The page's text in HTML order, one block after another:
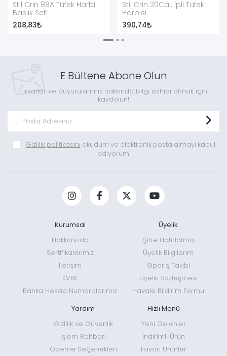
Stil Crin 88A Tüfek Harbi
Başlık Seti
208,83
Stil Crin 20Cal. İpli Tüfek
Harbisi
390,74
E Bültene Abone Olun
Fırsatlar ve duyurularımız hakkında bilgi sahibi olmak için
kaydolun!
Gizlilik politikasını okudum ve elektronik posta almayı kabul
ediyorum.
Kurumsal
Hakkımızda
Sertifikalarımız
İletişim
KVKK
Banka Hesap Numaralarımız
Üyelik
Şifre Hatırlatma
Üyelik Bilgilerim
Sipariş Takibi
Üyelik Sözleşmesi
Havale Bildirim Formu
Yardım
Gizlilik ve Güvenlik
İşlem Rehberi
Ödeme Seçenekleri
Hızlı Menü
Yeni Gelenler
İndirimli Ürün
Favori Ürünler